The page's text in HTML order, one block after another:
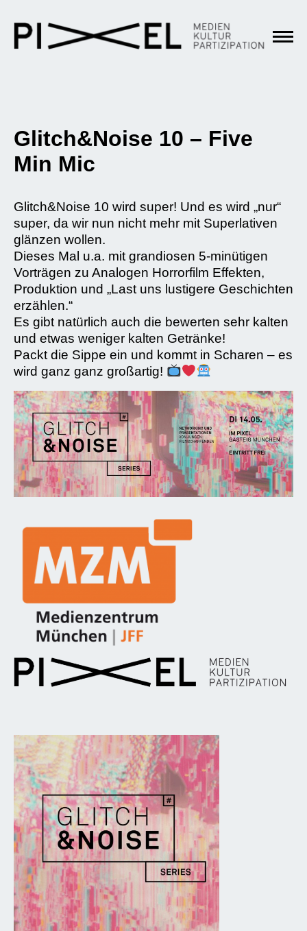
Glitch&Noise 10 – Five
Min Mic
Glitch&Noise 10 wird super! Und es wird „nur“
super, da wir nun nicht mehr mit Superlativen
glänzen wollen.
Dieses Mal u.a. mit grandiosen 5-minütigen
Vorträgen zu Analogen Horrorfilm Effekten,
Produktion und „Last uns lustigere Geschichten
erzählen.“
Es gibt natürlich auch die bewerten sehr kalten
und etwas weniger kalten Getränke!
Packt die Sippe ein und kommt in Scharen – es
wird ganz ganz großartig!